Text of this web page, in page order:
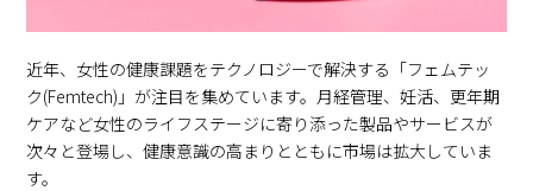
近年、女性の健康課題をテクノロジーで解決する「フェムテッ
ク(Femtech)」が注目を集めています。月経管理、妊活、更年期
ケアなど女性のライフステージに寄り添った製品やサービスが
次々と登場し、健康意識の高まりとともに市場は拡大していま
す。